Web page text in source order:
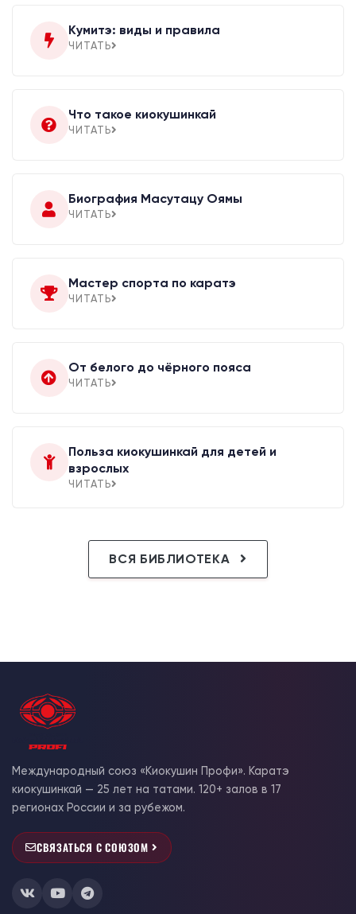
Кумитэ: виды и правила
ЧИТАТЬ
Что такое киокушинкай
ЧИТАТЬ
Биография Масутацу Оямы
ЧИТАТЬ
Мастер спорта по каратэ
ЧИТАТЬ
От белого до чёрного пояса
ЧИТАТЬ
Польза киокушинкай для детей и
взрослых
ЧИТАТЬ
ВСЯ БИБЛИОТЕКА
Международный союз «Киокушин Профи». Каратэ
киокушинкай — 25 лет на татами. 120+ залов в 17
регионах России и за рубежом.
СВЯЗАТЬСЯ С СОЮЗОМ